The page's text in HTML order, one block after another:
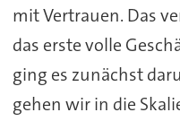
mit Vertrauen. Das
das erste volle
ging es zunächst
gehen wir in die